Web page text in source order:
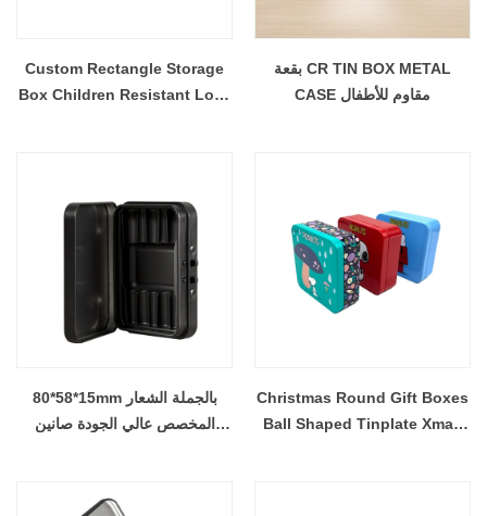
Custom Rectangle Storage
Box Children Resistant Lock
بقعة CR TIN BOX METAL
CASE مقاوم للأطفال
80*58*15mm بالجملة الشعار
المخصص عالي الجودة صانين
Christmas Round Gift Boxes
Ball Shaped Tinplate Xmas